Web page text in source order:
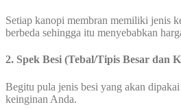
Setiap kanopi membran memiliki jenis
berbeda sehingga itu menyebabkan
2. Spek Besi (Tebal/Tipis Besar dan
Begitu pula jenis besi yang akan
keinginan Anda.